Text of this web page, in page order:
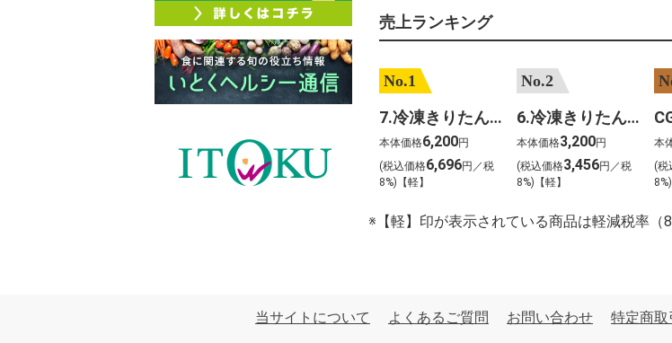
売上ランキング
No.1
7.冷凍きりたんぽセットM 野菜なし 4人前
本体価格6,200円
(税込価格6,696円／税
8%)【軽】
No.2
6.冷凍きりたんぽセットＳ 野菜なし 2人前
本体価格3,200円
(税込価格3,456円／税
8%)【軽】
本
(税
※【軽】印が表示されている商品は軽減税率（
当サイトについて よくあるご質問 お問い合わせ 特定商